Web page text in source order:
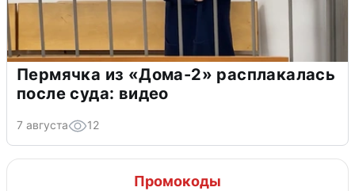
Пермячка из «Дома-2» расплакалась
после суда: видео
7 августа 12
Промокоды